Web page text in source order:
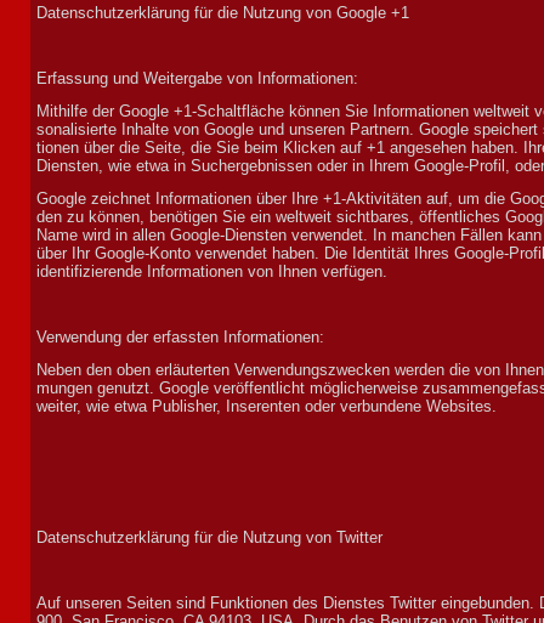
Datenschutzerklärung für die Nutzung von Google +1
Er­fass­ung und Weiter­gabe von In­for­ma­tionen:
Mit­hilfe der Google +1-Schalt­fläche kön­nen Sie In­for­ma­tionen
sonali­sierte In­hal­te von Google und un­seren Part­nern. Google
tionen über die Seite, die Sie beim Klicken auf +1 angesehen haben.
Diensten, wie etwa in Suchergebnissen oder in Ihrem Google-Profil,
Google zeich­net In­for­ma­tionen über Ihre +1-Ak­ti­vi­täten auf, um die
den zu kön­nen, be­nöti­gen Sie ein welt­weit sicht­bares, öffent­liches
Name wird in allen Google-Dien­sten ver­wen­det. In man­chen Fäl­len
über Ihr Google-Kon­to ver­wen­det haben. Die Iden­ti­tät Ihres Google-
iden­ti­fi­zier­ende In­for­ma­tionen von Ihnen ver­fügen.
Ver­wend­ung der er­fassten In­for­ma­tionen:
Neben den oben er­läuter­ten Ver­wendungs­zwecken wer­den die von
mungen ge­nutzt. Google ver­öffent­licht mög­licher­weise
weiter, wie etwa Pub­lisher, In­serenten oder ver­bun­dene Web­sites.
Datenschutzerklärung für die Nutzung von Twitter
Auf unseren Seiten sind Funk­tionen des Dien­stes Twit­ter